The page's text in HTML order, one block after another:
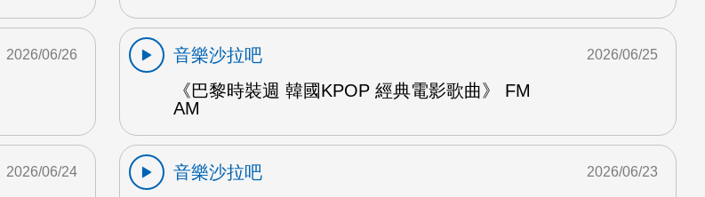
2026/06/26
音樂沙拉吧
《巴黎時裝週 韓國KPOP 經典電影歌曲》 FM
AM
2026/06/25
2026/06/24
音樂沙拉吧
2026/06/23